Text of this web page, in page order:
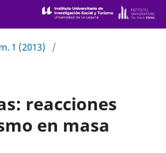
1 (2013)
/
reacciones
en masa